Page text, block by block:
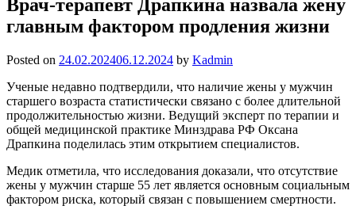
Врач-терапевт Драпкина назвала жену
главным фактором продления жизни
Posted on 24.02.202406.12.2024 by Kadmin
Ученые недавно подтвердили, что наличие жены у мужчин
старшего возраста статистически связано с более длительной
продолжительностью жизни. Ведущий эксперт по терапии и
общей медицинской практике Минздрава РФ Оксана
Драпкина поделилась этим открытием специалистов.
Медик отметила, что исследования доказали, что отсутствие
жены у мужчин старше 55 лет является основным социальным
фактором риска, который связан с повышением смертности.